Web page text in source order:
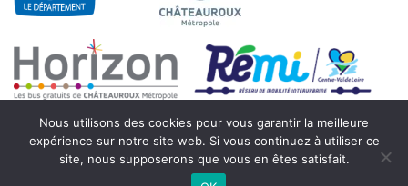
© 2021 - Collège Beaulieu - 7 rue Max Hymans - 36000 Châteauroux
Nous utilisons des cookies pour vous garantir la meilleure
expérience sur notre site web. Si vous continuez à utiliser ce
site, nous supposerons que vous en êtes satisfait.